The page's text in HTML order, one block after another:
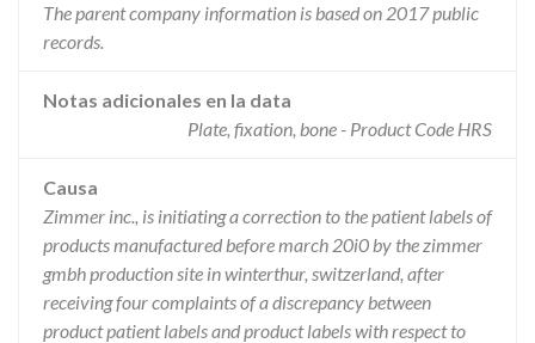
The parent company information is based on 2017 public
records.
Notas adicionales en la data
Plate, fixation, bone - Product Code HRS
Causa
Zimmer inc., is initiating a correction to the patient labels of
products manufactured before march 20i0 by the zimmer
gmbh production site in winterthur, switzerland, after
receiving four complaints of a discrepancy between
product patient labels and product labels with respect to